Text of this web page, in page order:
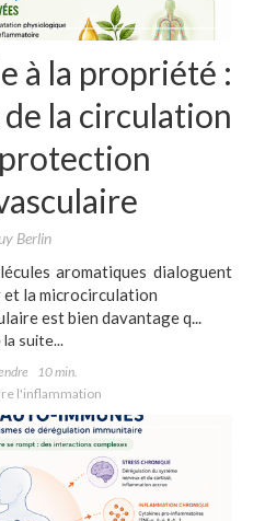
à la propriété :
la circulation
Berlin
aromatiques dialoguent
et la microcirculation
est bien davantage q...
la suite...
10 min.
l'inflammation